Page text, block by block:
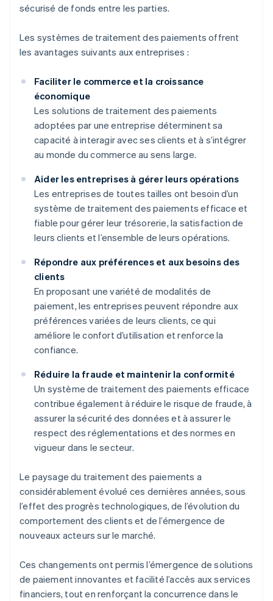
sécurisé de fonds entre les parties.
Les systèmes de traitement des paiements offrent
les avantages suivants aux entreprises :
Faciliter le commerce et la croissance
économique
Les solutions de traitement des paiements
adoptées par une entreprise déterminent sa
capacité à interagir avec ses clients et à s’intégrer
au monde du commerce au sens large.
Aider les entreprises à gérer leurs opérations
Les entreprises de toutes tailles ont besoin d’un
système de traitement des paiements efficace et
fiable pour gérer leur trésorerie, la satisfaction de
leurs clients et l’ensemble de leurs opérations.
Répondre aux préférences et aux besoins des
clients
En proposant une variété de modalités de
paiement, les entreprises peuvent répondre aux
préférences variées de leurs clients, ce qui
améliore le confort d’utilisation et renforce la
confiance.
Réduire la fraude et maintenir la conformité
Un système de traitement des paiements efficace
contribue également à réduire le risque de fraude, à
assurer la sécurité des données et à assurer le
respect des réglementations et des normes en
vigueur dans le secteur.
Le paysage du traitement des paiements a
considérablement évolué ces dernières années, sous
l’effet des progrès technologiques, de l’évolution du
comportement des clients et de l’émergence de
nouveaux acteurs sur le marché.
Ces changements ont permis l’émergence de solutions
de paiement innovantes et facilité l’accès aux services
financiers, tout en renforçant la concurrence dans le